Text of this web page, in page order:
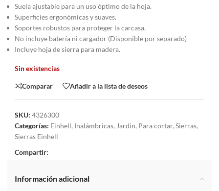
Suela ajustable para un uso óptimo de la hoja.
Superficies ergonómicas y suaves.
Soportes robustos para proteger la carcasa.
No incluye batería ni cargador (Disponible por separado)
Incluye hoja de sierra para madera.
Sin existencias
Comparar Añadir a la lista de deseos
SKU: 4326300
Categorías: Einhell, Inalámbricas, Jardin, Para cortar, Sierras,
Sierras Einhell
Compartir:
Información adicional